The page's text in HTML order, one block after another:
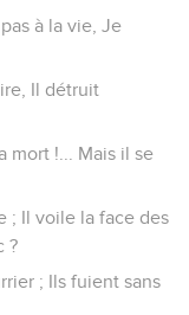
à la vie, Je
Il détruit
mort !... Mais il se
; Il voile la face des
?
; Ils fuient sans